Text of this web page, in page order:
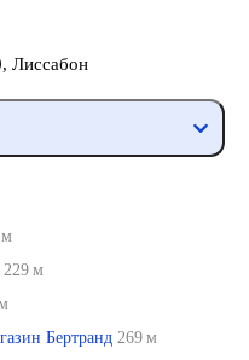
Лиссабон
м
229 м
Бертранд 269 м